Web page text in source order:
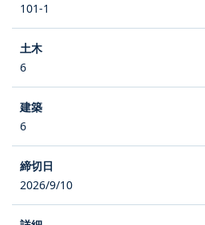
101-1
6
6
2026/9/10